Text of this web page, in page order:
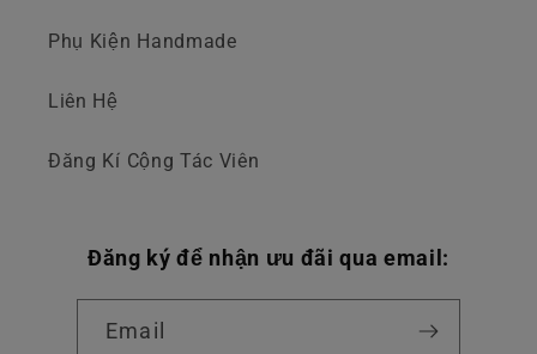
Phụ Kiện Handmade
Liên Hệ
Đăng Kí Cộng Tác Viên
Đăng ký để nhận ưu đãi qua email:
Email